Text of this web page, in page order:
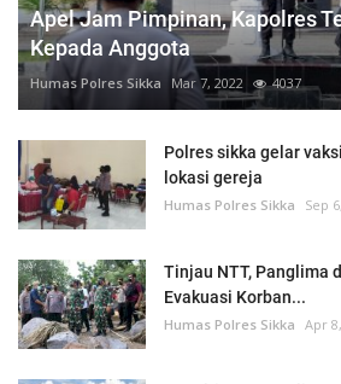
Apel Jam Pimpinan, Kapolres
Kepada Anggota
Humas Polres Sikka Mar 7, 2022 4037
Polres sikka gelar
lokasi gereja
Humas Polres Sikka Sep
Tinjau NTT, Panglima
Evakuasi Korban...
Humas Polres Sikka Apr